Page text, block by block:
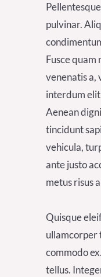
pulvinar.
Fusce quam
venenatis a,
interdum
Aenean
tincidunt
vehicula,
ante justo
metus risus
Quisque
ullamcorper
commodo
tellus.